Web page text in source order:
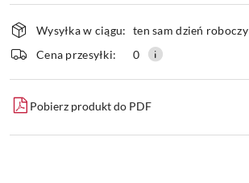
Wyślij
Dostępność
i
dostawa
Wysyłka w ciągu: ten sam dzień roboczy
Cena przesyłki:
0
Pobierz produkt do PDF